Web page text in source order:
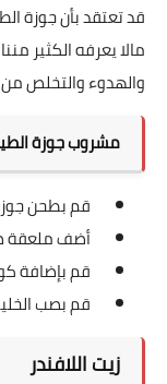
قد تعتقد بأن جوزة
مالا يعرفه الكثير
والهدوء والتخلص من
مشروب جوزة
قم بطحن
أضف ملعقة
قم بإضافة
قم بصب
زيت اللافندر